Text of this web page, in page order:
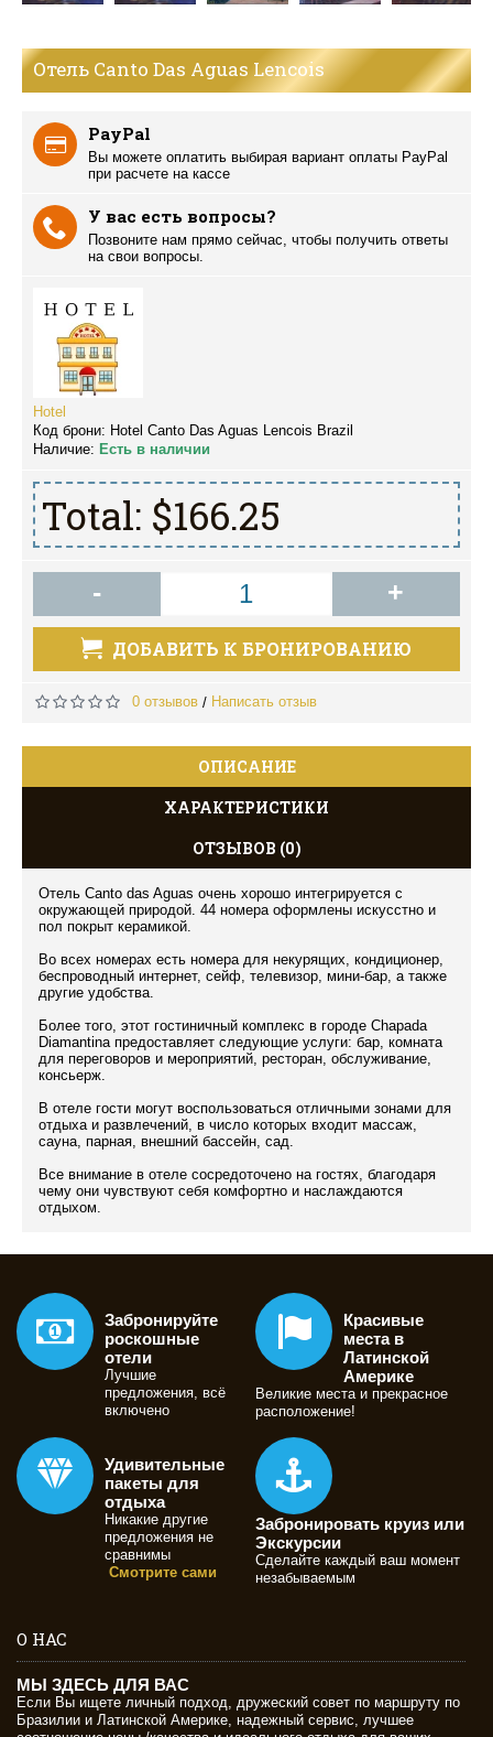
Отель Canto Das Aguas Lencois
PayPal
Вы можете оплатить выбирая вариант оплаты PayPal
при расчете на кассе
У вас есть вопросы?
Позвоните нам прямо сейчас, чтобы получить ответы
на свои вопросы.
Hotel
Код брони: Hotel Canto Das Aguas Lencois Brazil
Наличие: Есть в наличии
Total: $166.25
- +
ДОБАВИТЬ К БРОНИРОВАНИЮ
0 отзывов / Написать отзыв
ОПИСАНИЕ
ХАРАКТЕРИСТИКИ
ОТЗЫВОВ (0)
Отель Canto das Aguas очень хорошо интегрируется с
окружающей природой. 44 номера оформлены искусстно и
пол покрыт керамикой.
Во всех номерах есть номера для некурящих, кондиционер,
беспроводный интернет, сейф, телевизор, мини-бар, а также
другие удобства.
Более того, этот гостиничный комплекс в городе Chapada
Diamantina предоставляет следующие услуги: бар, комната
для переговоров и мероприятий, ресторан, обслуживание,
консьерж.
В отеле гости могут воспользоваться отличными зонами для
отдыха и развлечений, в число которых входит массаж,
сауна, парная, внешний бассейн, сад.
Все внимание в отеле сосредоточено на гостях, благодаря
чему они чувствуют себя комфортно и наслаждаются
отдыхом.
Забронируйте
роскошные
отели
Лучшие
предложения, всё
включено
Красивые
места в
Латинской
Америке
Великие места и прекрасное
расположение!
Удивительные
пакеты для
отдыха
Никакие другие
предложения не
сравнимы
Смотрите сами
Забронировать круиз или
Экскурсии
Сделайте каждый ваш момент
незабываемым
О НАС
МЫ ЗДЕСЬ ДЛЯ ВАС
Если Вы ищете личный подход, дружеский совет по маршруту по
Бразилии и Латинской Америке, надежный сервис, лучшее